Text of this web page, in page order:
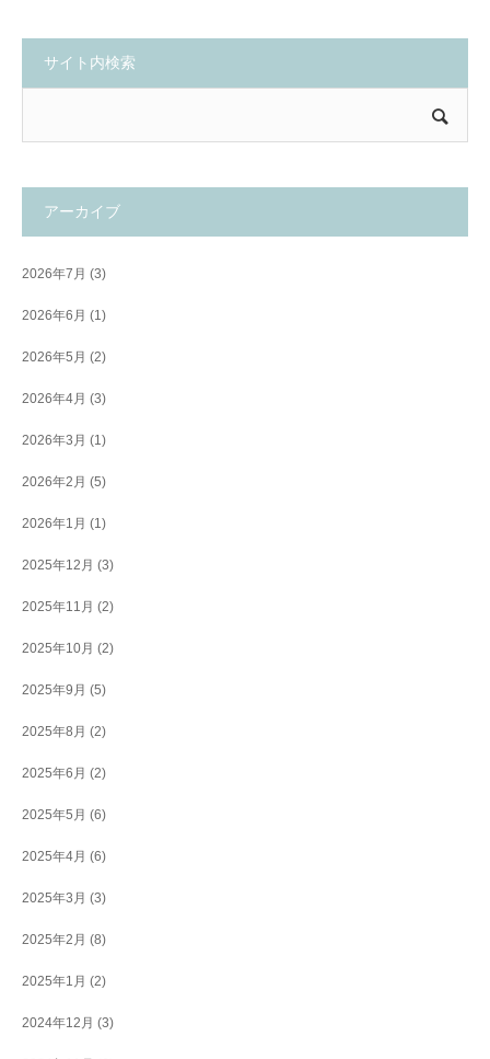
サイト内検索
アーカイブ
2026年7月 (3)
2026年6月 (1)
2026年5月 (2)
2026年4月 (3)
2026年3月 (1)
2026年2月 (5)
2026年1月 (1)
2025年12月 (3)
2025年11月 (2)
2025年10月 (2)
2025年9月 (5)
2025年8月 (2)
2025年6月 (2)
2025年5月 (6)
2025年4月 (6)
2025年3月 (3)
2025年2月 (8)
2025年1月 (2)
2024年12月 (3)